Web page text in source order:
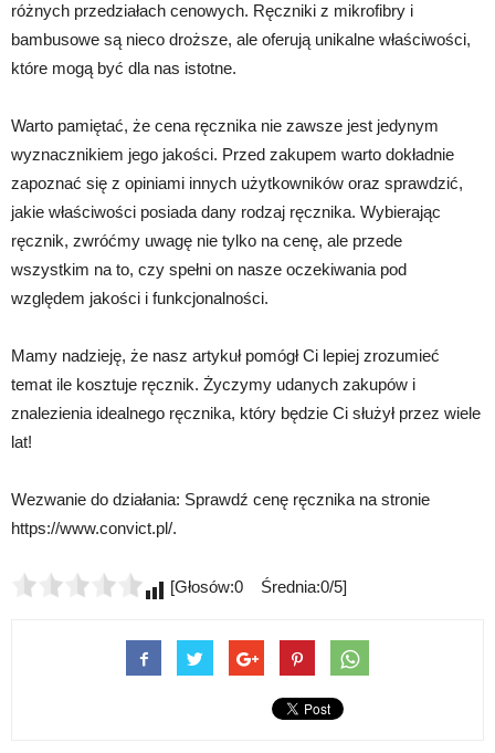
różnych przedziałach cenowych. Ręczniki z mikrofibry i
bambusowe są nieco droższe, ale oferują unikalne właściwości,
które mogą być dla nas istotne.
Warto pamiętać, że cena ręcznika nie zawsze jest jedynym
wyznacznikiem jego jakości. Przed zakupem warto dokładnie
zapoznać się z opiniami innych użytkowników oraz sprawdzić,
jakie właściwości posiada dany rodzaj ręcznika. Wybierając
ręcznik, zwróćmy uwagę nie tylko na cenę, ale przede
wszystkim na to, czy spełni on nasze oczekiwania pod
względem jakości i funkcjonalności.
Mamy nadzieję, że nasz artykuł pomógł Ci lepiej zrozumieć
temat ile kosztuje ręcznik. Życzymy udanych zakupów i
znalezienia idealnego ręcznika, który będzie Ci służył przez wiele
lat!
Wezwanie do działania: Sprawdź cenę ręcznika na stronie
https://www.convict.pl/.
[Głosów:0 Średnia:0/5]